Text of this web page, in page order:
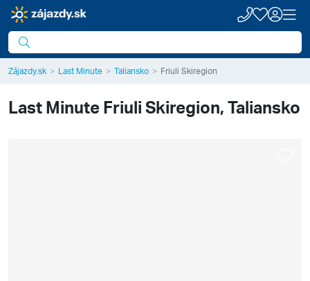
Zájazdy.sk Last Minute Taliansko Friuli Skiregion
Last MinuteFriuli Skiregion, Taliansko